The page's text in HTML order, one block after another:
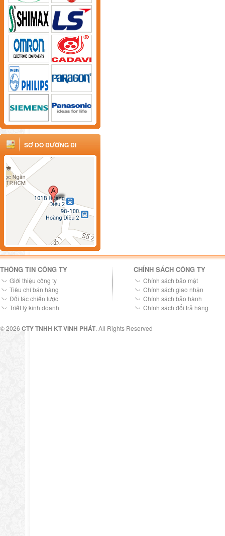
SƠ ĐỒ ĐƯỜNG ĐI
THÔNG TIN CÔNG TY
Giới thiệu công ty
Tiêu chí bán hàng
Đối tác chiến lược
Triết lý kinh doanh
CHÍNH SÁCH CÔNG TY
Chính sách bảo mật
Chính sách giao nhận
Chính sách bảo hành
Chính sách đổi trả hàng
© 2026 CTY TNHH KT VINH PHÁT. All Rights Reserved